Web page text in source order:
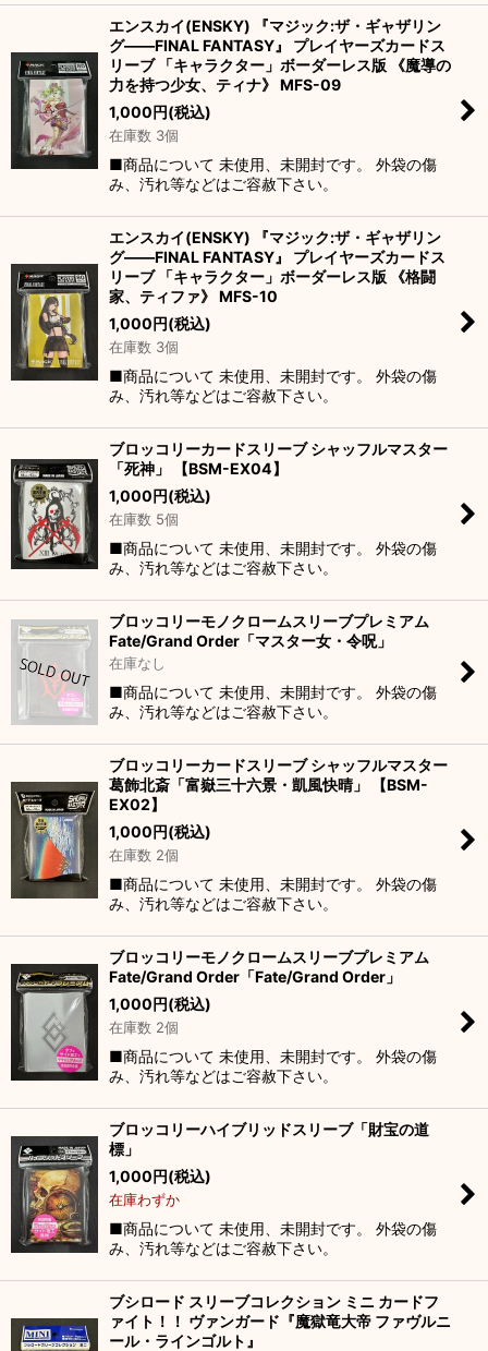
エンスカイ(ENSKY) 『マジック:ザ・ギャザリン
グ――FINAL FANTASY』 プレイヤーズカードス
リーブ 「キャラクター」ボーダーレス版 《魔導の
力を持つ少女、ティナ》 MFS-09
1,000円(税込)
在庫数 3個
■商品について 未使用、未開封です。 外袋の傷
み、汚れ等などはご容赦下さい。
エンスカイ(ENSKY) 『マジック:ザ・ギャザリン
グ――FINAL FANTASY』 プレイヤーズカードス
リーブ 「キャラクター」ボーダーレス版 《格闘
家、ティファ》 MFS-10
1,000円(税込)
在庫数 3個
■商品について 未使用、未開封です。 外袋の傷
み、汚れ等などはご容赦下さい。
ブロッコリーカードスリーブ シャッフルマスター
「死神」 【BSM-EX04】
1,000円(税込)
在庫数 5個
■商品について 未使用、未開封です。 外袋の傷
み、汚れ等などはご容赦下さい。
ブロッコリーモノクロームスリーブプレミアム
Fate/Grand Order「マスター女・令呪」
在庫なし
■商品について 未使用、未開封です。 外袋の傷
み、汚れ等などはご容赦下さい。
ブロッコリーカードスリーブ シャッフルマスター
葛飾北斎「富嶽三十六景・凱風快晴」 【BSM-
EX02】
1,000円(税込)
在庫数 2個
■商品について 未使用、未開封です。 外袋の傷
み、汚れ等などはご容赦下さい。
ブロッコリーモノクロームスリーブプレミアム
Fate/Grand Order「Fate/Grand Order」
1,000円(税込)
在庫数 2個
■商品について 未使用、未開封です。 外袋の傷
み、汚れ等などはご容赦下さい。
ブロッコリーハイブリッドスリーブ「財宝の道
標」
1,000円(税込)
在庫わずか
■商品について 未使用、未開封です。 外袋の傷
み、汚れ等などはご容赦下さい。
ブシロード スリーブコレクション ミニ カードフ
ァイト！！ ヴァンガード『魔獄竜大帝 ファヴルニ
ール・ラインゴルト』